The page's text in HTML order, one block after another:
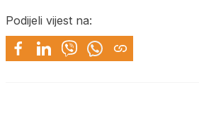
Podijeli vijest na: